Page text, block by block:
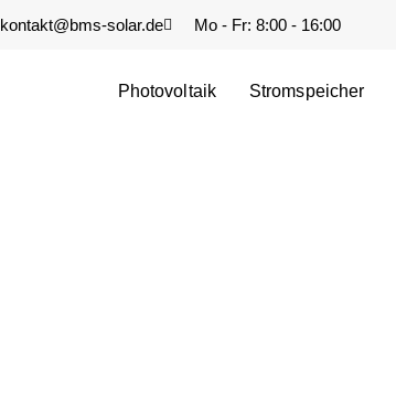
kontakt@bms-solar.de Mo - Fr: 8:00 - 16:00
Photovoltaik Stromspeicher